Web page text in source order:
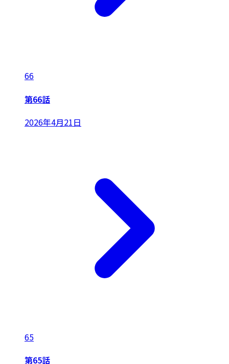
66
第66話
2026年4月21日
65
第65話